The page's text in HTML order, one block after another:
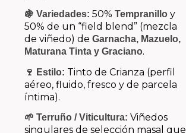
🍇 Variedades: 50% Tempranilloy
50% de un “field blend” (mezcla
de viñedo) de Garnacha, Mazuelo,
Maturana Tinta y Graciano.
🍷 Estilo: Tinto de Crianza (perfil
aéreo, fluido, fresco y de parcela
íntima).
🌱 Terruño / Viticultura: Viñedos
singulares de selección masal que